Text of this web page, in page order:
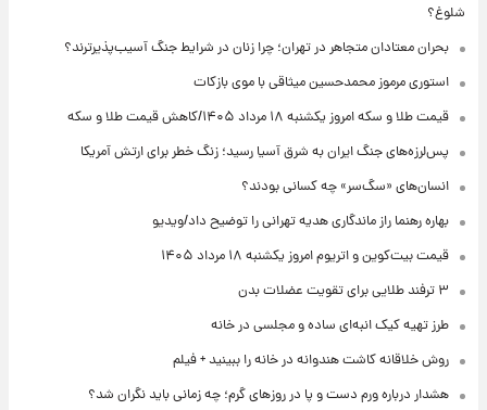
شلوغ؟
بحران معتادان متجاهر در تهران؛ چرا زنان در شرایط جنگ آسیب‌پذیرترند؟
استوری مرموز محمدحسین میثاقی با موی بازکات
قیمت طلا و سکه امروز یکشنبه ۱۸ مرداد ۱۴۰۵/کاهش قیمت طلا و سکه
پس‌لرزه‌های جنگ ایران به شرق آسیا رسید؛ زنگ خطر برای ارتش آمریکا
انسان‌های «سگ‌سر» چه کسانی بودند؟
بهاره رهنما راز ماندگاری هدیه تهرانی را توضیح داد/ویدیو
قیمت بیت‌کوین و اتریوم امروز یکشنبه ۱۸ مرداد ۱۴۰۵
۳ ترفند طلایی برای تقویت عضلات بدن
طرز تهیه کیک انبه‌ای ساده و مجلسی در خانه
روش خلاقانه کاشت هندوانه در خانه را ببینید + فیلم
هشدار درباره ورم دست و پا در روزهای گرم؛ چه زمانی باید نگران شد؟